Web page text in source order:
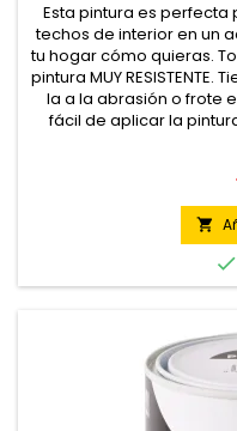
Esta pintura es
techos de interior en un
tu hogar cómo quieras.
pintura MUY
la a la abrasión o frote
fácil de aplicar la

